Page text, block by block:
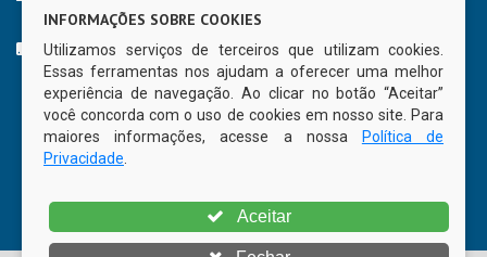
CURTA NOSSA FAN PAGE
INFORMAÇÕES SOBRE COOKIES
Utilizamos serviços de terceiros que utilizam cookies.
Essas ferramentas nos ajudam a oferecer uma melhor
experiência de navegação. Ao clicar no botão “Aceitar”
você concorda com o uso de cookies em nosso site. Para
maiores informações, acesse a nossa
Política de
Privacidade
Aceitar